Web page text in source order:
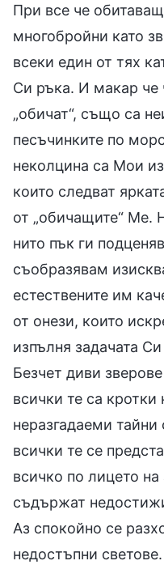
При все че
многобройни като
всеки един от тях
Си ръка. И макар че
„обичат“, също са
песъчинките по
неколцина са Мои
които следват
от „обичащите“ Ме.
нито пък ги
съобразявам
естествените им
от онези, които
изпълня задачата
Безчет диви
всички те са кротки
неразгадаеми тайни
всички те се
всичко по лицето на
съдържат
Аз спокойно се
недостъпни